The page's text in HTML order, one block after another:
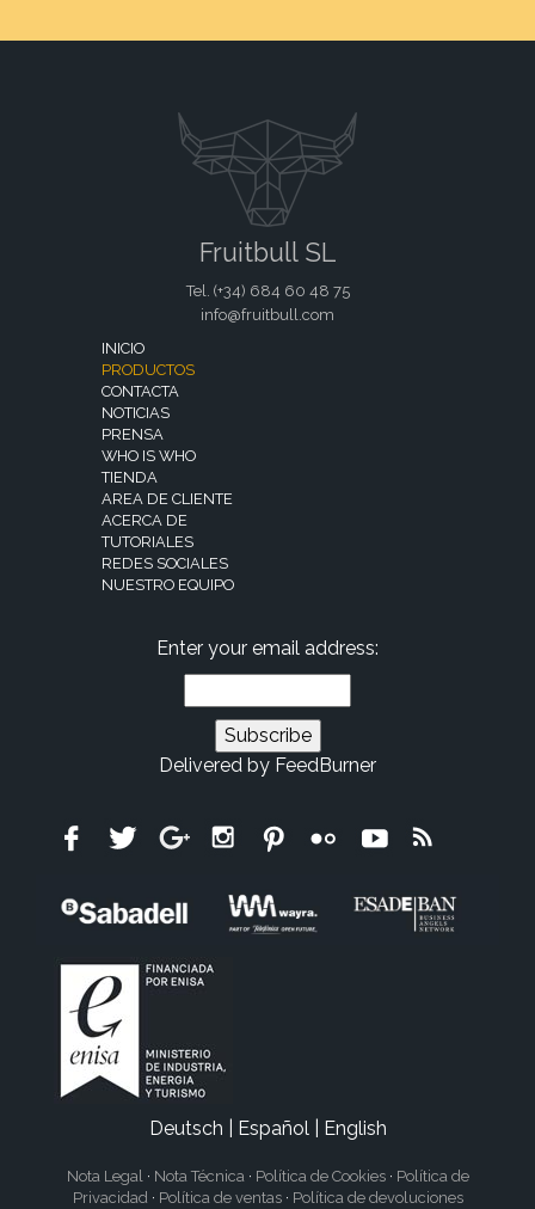
Fruitbull SL
Tel. (+34) 684 60 48 75
info@fruitbull.com
INICIO
PRODUCTOS
CONTACTA
NOTICIAS
PRENSA
WHO IS WHO
TIENDA
AREA DE CLIENTE
ACERCA DE
TUTORIALES
REDES SOCIALES
NUESTRO EQUIPO
Enter your email address:
Delivered by FeedBurner
Deutsch Español English
Nota Legal · Nota Técnica · Política de Cookies· Política de
Privacidad · Política de ventas· Política de devoluciones